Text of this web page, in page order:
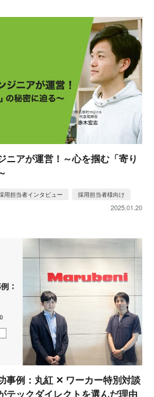
ニアが運営！～心を掴む「寄り
用担当者インタビュー 採用担当者様向け
2025.01.20
事例：丸紅 ✕ ワーカー特別対談
テックダイレクトを選んだ理由